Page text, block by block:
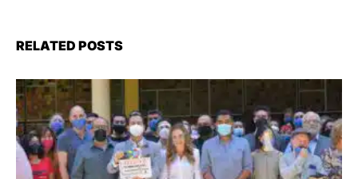
RELATED POSTS